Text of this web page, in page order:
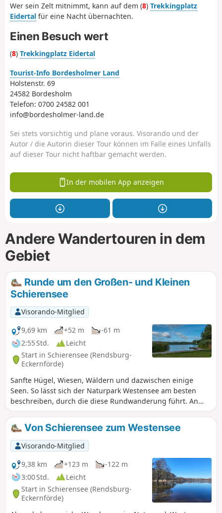
Wer sein Zelt mitnimmt, kann auf dem (8) Trekkingplatz
Eidertal für eine Nacht übernachten.
Einen Besuch wert
(8) Trekkingplatz Eidertal
Tourist-Info Bordesholmer Land
Holstenstr. 69
24582 Bordesholm
Telefon: 0700 24582 001
info@bordesholmer-land.de
Sei stets vorsichtig und plane voraus. Visorando und der
Autor / die Autorin dieser Tour können im Falle eines Unfalls
auf dieser Tour nicht haftbar gemacht werden.
In der mobilen App anzeigen
Andere Wandertouren in dem
Gebiet
Runde um den Großen- und Kleinen
Schierensee
Visorando-Mitglied
9,69 km
+52 m
-61 m
2:55 Std.
Leicht
Start in Schierensee (Rendsburg-
Eckernförde)
Sanfte Hügel, Wiesen, Wäldern und dazwischen einige
Seen. So lässt sich der Naturpark Westensee am besten
beschreiben, durch die diese Rundwanderung führt. An
gleich drei der Seen führt diese Route vorbei. Badefreunde
und Badefreundinnen sollten daher Handtuch und
Badekleidung einpacken.
Von Schierensee zum Westensee
Visorando-Mitglied
9,38 km
+123 m
-122 m
3:00 Std.
Leicht
Start in Schierensee (Rendsburg-
Eckernförde)